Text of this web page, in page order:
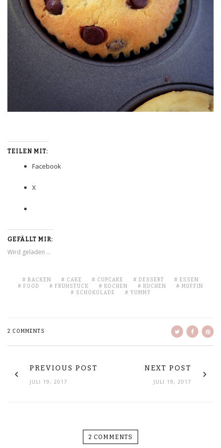
TEILEN MIT:
Facebook
X
GEFÄLLT MIR:
Wird geladen …
BACKEN CAKE CUPCAKE DESSERT
ESSEN
FOOD
FRÜHSTÜCK KOCHEN KUCHEN
MUFFIN
SCHOKOLADE
YUMMY
2 COMMENTS
PREVIOUS POST
JULI 19, 2017
NEXT POST
JULI 19, 2017
2 COMMENTS